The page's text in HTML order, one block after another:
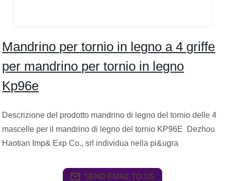
Mandrino per tornio in legno a 4 griffe
per mandrino per tornio in legno
Kp96e
Descrizione del prodotto mandrino di legno del tornio delle 4
mascelle per il mandrino di legno del tornio KP96E Dezhou
Haotian Imp& Exp Co., srl individua nella pi&ugra
SEND EMAIL TO US